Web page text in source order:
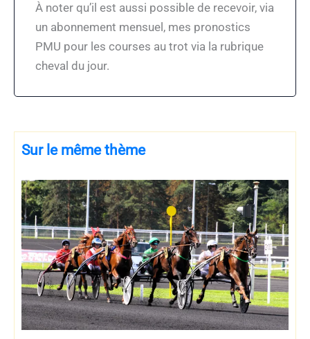
À noter qu’il est aussi possible de recevoir, via
un abonnement mensuel, mes pronostics
PMU pour les courses au trot via la rubrique
cheval du jour.
Sur le même thème